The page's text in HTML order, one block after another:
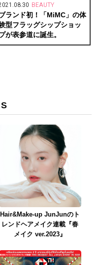
BEAUTY
ランド初！「MiMC」の体
型フラッグシップショッ
が表参道に誕生。
Hair&Make-up JunJunのト
レンドヘアメイク連載『春
メイク ver.2023』